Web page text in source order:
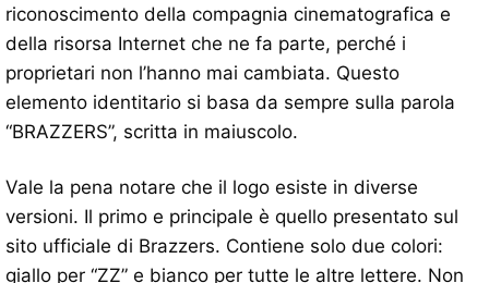
riconoscimento della compagnia cinematografica e
della risorsa Internet che ne fa parte, perché i
proprietari non l’hanno mai cambiata. Questo
elemento identitario si basa da sempre sulla parola
“BRAZZERS”, scritta in maiuscolo.
Vale la pena notare che il logo esiste in diverse
versioni. Il primo e principale è quello presentato sul
sito ufficiale di Brazzers. Contiene solo due colori:
giallo per “ZZ” e bianco per tutte le altre lettere. Non